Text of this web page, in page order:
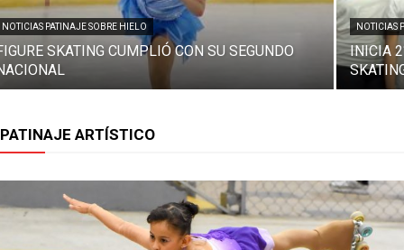
NOTICIAS PATINAJE SOBRE HIELO
SKATING CUMPLIÓ CON SU SEGUNDO
NOTICIAS
INICIA
PATINAJE ARTÍSTICO